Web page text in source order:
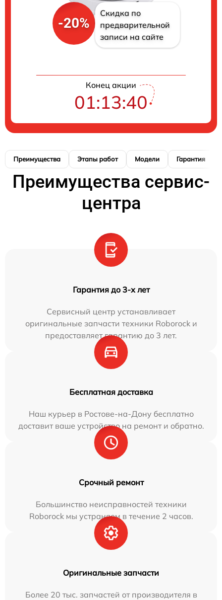
-20%
Скидка по
предварительной
записи на сайте
Конец акции
01:13:39
Преимущества Этапы работ Модели Гарантия
Преимущества сервис-
центра
Гарантия до 3-х лет
Сервисный центр устанавливает
оригинальные запчасти техники Roborock и
предоставляет гарантию до 3 лет.
Бесплатная доставка
Наш курьер в Ростове-на-Дону бесплатно
доставит ваше устройство на ремонт и обратно.
Срочный ремонт
Большинство неисправностей техники
Roborock мы устраняем в течение 2 часов.
Оригинальные запчасти
Более 20 тыс. запчастей от производителя в